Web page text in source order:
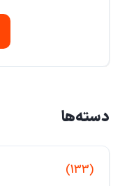
دسته‌ها
(133)